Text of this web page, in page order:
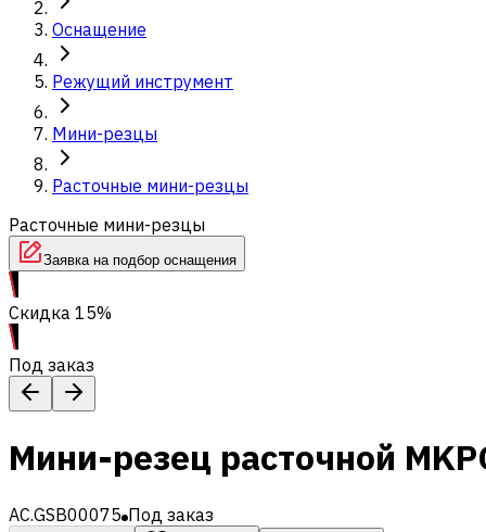
Оснащение
Режущий инструмент
Мини-резцы
Расточные мини-резцы
Расточные мини-резцы
Заявка на подбор оснащения
Скидка 15%
Под заказ
Мини-резец расточной
AC.GSB00075 Под заказ